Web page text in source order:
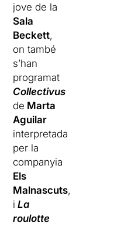
jove de la
Sala
Beckett,
on també
s’han
programat
Collectivus
de Marta
Aguilar
interpretada
per la
companyia
Els
Malnascuts,
i La
roulotte